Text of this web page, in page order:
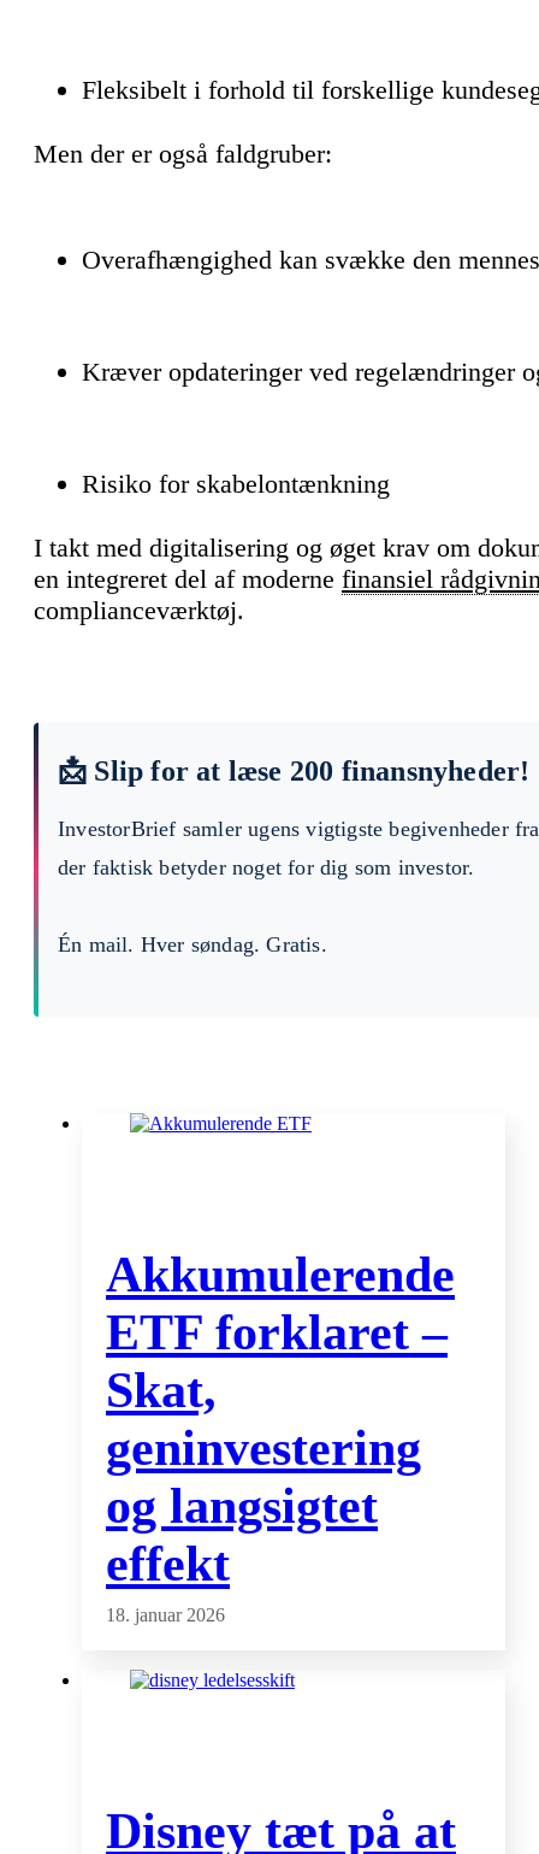
Fleksibelt i forhold til forskellige
Men der er også faldgruber:
Overafhængighed kan svække den
Kræver opdateringer ved regelændringer
Risiko for skabelontænkning
I takt med digitalisering og øget krav om
en integreret del af moderne finansiel
complianceværktøj.
📩 Slip for at læse 200 finansnyheder!
InvestorBrief samler ugens vigtigste begivenheder
der faktisk betyder noget for dig som investor.
Én mail. Hver søndag. Gratis.
Akkumulerende
ETF forklaret –
Skat,
geninvestering
og langsigtet
effekt
18. januar 2026
Disney tæt på at